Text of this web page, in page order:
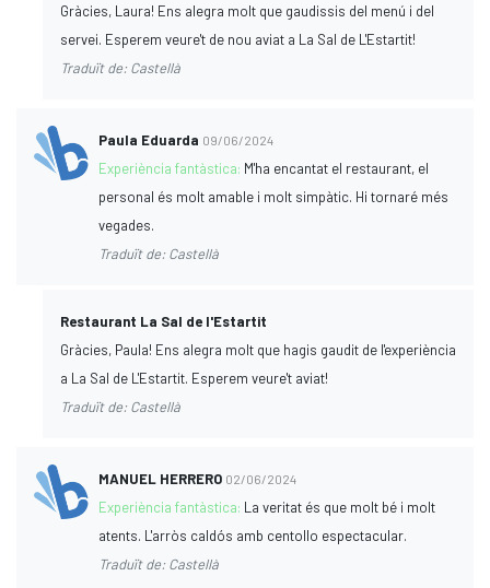
Gràcies, Laura! Ens alegra molt que gaudissis del menú i del
servei. Esperem veure't de nou aviat a La Sal de L'Estartit!
Traduït de: Castellà
Paula Eduarda 09/06/2024
Experiència fantàstica: M'ha encantat el restaurant, el
personal és molt amable i molt simpàtic. Hi tornaré més
vegades.
Traduït de: Castellà
Restaurant La Sal de l'Estartit
Gràcies, Paula! Ens alegra molt que hagis gaudit de l'experiència
a La Sal de L'Estartit. Esperem veure't aviat!
Traduït de: Castellà
MANUEL HERRERO 02/06/2024
Experiència fantàstica: La veritat és que molt bé i molt
atents. L'arròs caldós amb centollo espectacular.
Traduït de: Castellà